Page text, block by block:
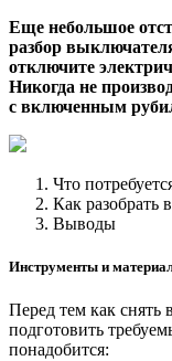
Еще небольшое
разбор
отключите
Никогда не
с включенным
Что
Как разобрать
Выводы
Инструменты и
Перед тем как снять
подготовить
понадобится: